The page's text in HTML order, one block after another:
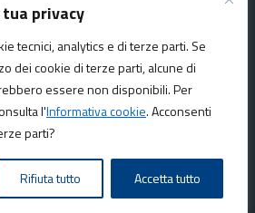
privacy
tecnici, analytics e di terze parti. Se
dei cookie di terze parti, alcune di
essere non disponibili. Per
l'Informativa cookie. Acconsenti
parti?
Rifiuta tutto Accetta tutto
Mappa del sito
Sistemi Srl